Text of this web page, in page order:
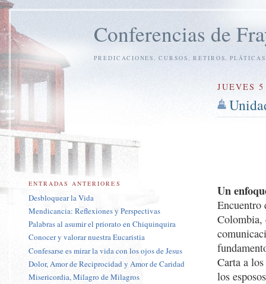
Conferencias de
PREDICACIONES, CURSOS, RETIROS,
JUEVES
Un
Encuentro
Colombia,
Carta a
los
ENTRADAS ANTERIORES
Desbloquear la Vida
Mendicancia: Reflexiones y Perspectivas
Palabras al asumir el priorato en Chiquinquira
Conocer y valorar nuestra Eucaristia
Confesarse es mirar la vida con los ojos de Jesus
Dolor, Amor de Reciprocidad y Amor de Caridad
Misericordia, Milagro de Milagros